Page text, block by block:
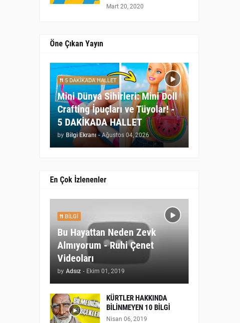
Mart 20, 2020
Öne Çıkan Yayın
5 DAKİKADA HALLET
Mini Dünya Sihirleri: Mini Doll
Crafting İpuçları ve Tüyolar! -
5 DAKİKADA HALLET
by Bilgi Ekranı - Ağustos 04, 2026
En Çok İzlenenler
BILGI
Bu Hayattan Neden Zevk
Almıyorum - Ruhi Çenet
Videoları
by Adsız - Ekim 01, 2019
KÜRTLER HAKKINDA
BİLİNMEYEN 10 BİLGİ
Nisan 06, 2019